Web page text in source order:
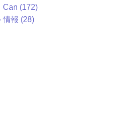
Can (172)
情報 (28)